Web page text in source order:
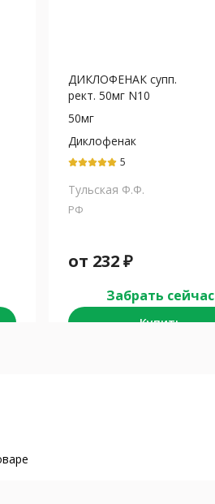
ДИКЛОФЕНАК супп.
рект. 50мг N10
50мг
Диклофенак
5
Тульская Ф.Ф.
РФ
от 232₽
Забрать сейчас
Купить